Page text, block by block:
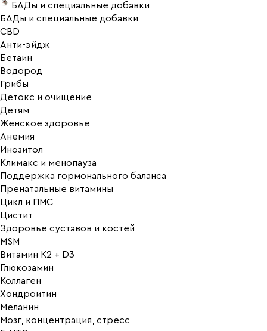
БАДы и специальные добавки
БАДы и специальные добавки
CBD
Анти-эйдж
Бетаин
Водород
Грибы
Детокс и очищение
Детям
Женское здоровье
Анемия
Инозитол
Климакс и менопауза
Поддержка гормонального баланса
Пренатальные витамины
Цикл и ПМС
Цистит
Здоровье суставов и костей
MSM
Витамин K2 + D3
Глюкозамин
Коллаген
Хондроитин
Меланин
Мозг, концентрация, стресс